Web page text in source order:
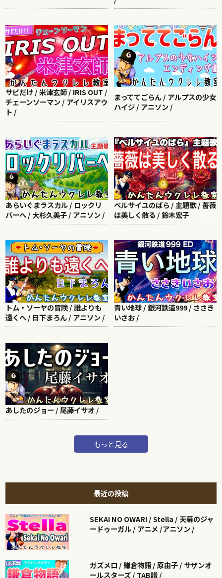
サビだけ / 米津玄師 / IRIS OUT /
チェーンソーマン / アイリスアウ
ト /
まっててごらん / アルプスの少女
ハイジ / アニソン /
あらいぐまラスカル / ロックリ
バーへ / 大杉久美子 / アニソン /
ベルサイユのばら / 主題歌 / 薔薇
は美しく散る / 鈴木宏子
トム・ソーヤの冒険 / 誰よりも
遠くへ / 日下まろん / アニソン /
青い地球 / 銀河鉄道999 / ささき
いさお /
あしたのジョー / 尾藤イサオ /
もっと見る
最近の投稿
SEKAI NO OWARI / Stella / 天幕のジャ
ードゥーガル / アニメ /アニソン /
ガズメロ / 鎌倉物語 / 原由子 / サザンオ
ールスターズ / TAB譜 /